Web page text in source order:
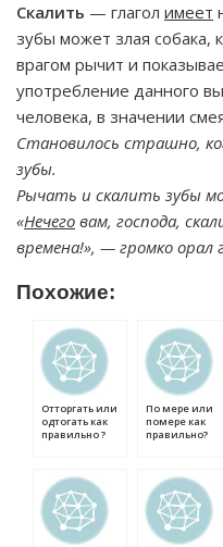
Скалить — глагол имеет
зубы может злая собака,
врагом рычит и
употребление данного
человека, в значении
Становилось страшно,
зубы.
Рычать и скалить зубы
«Нечего вам, господа,
времена!», — громко орал
Похожие:
Отторгать или
одтогать как
правильно ?
По мере или
помере как
правильно?